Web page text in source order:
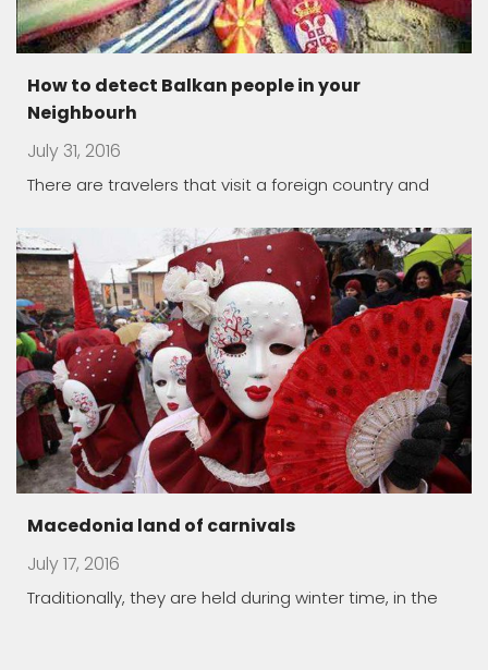
Macedonia land of carnivals
July 17, 2016
Traditionally, they are held during winter time, in the
The healing power of spa
May 1, 2016
Macedonia offers a unique opportunity to take you
thousands